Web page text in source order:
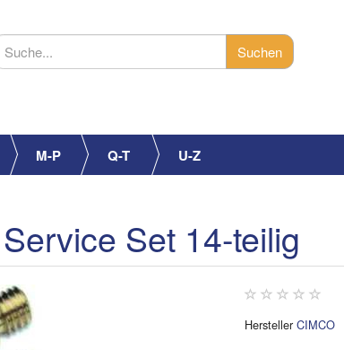
M-P Q-T U-Z
Set 14-teilig
Hersteller CIMCO